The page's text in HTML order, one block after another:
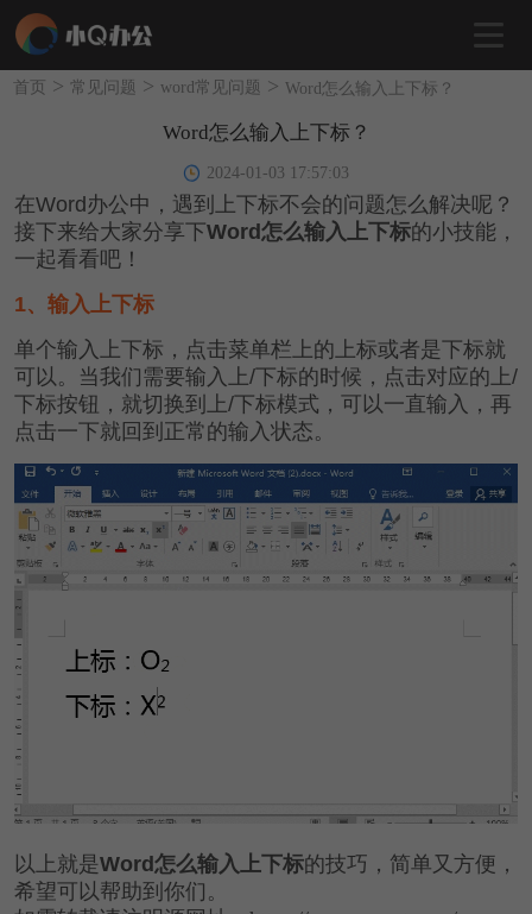
首页 > 常见问题 > word常见问题 > Word怎么输入上下标？
Word怎么输入上下标？
2024-01-03 17:57:03
在Word办公中，遇到上下标不会的问题怎么解决呢？
接下来给大家分享下Word怎么输入上下标的小技能，
一起看看吧！
1、输入上下标
单个输入上下标，点击菜单栏上的上标或者是下标就
可以。当我们需要输入上/下标的时候，点击对应的上/
下标按钮，就切换到上/下标模式，可以一直输入，再
点击一下就回到正常的输入状态。
以上就是Word怎么输入上下标的技巧，简单又方便，
希望可以帮助到你们。